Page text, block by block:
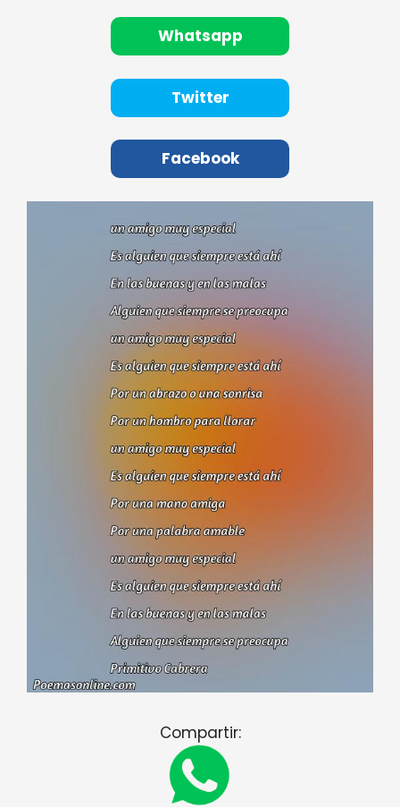
Whatsapp
Twitter
Facebook
Compartir: